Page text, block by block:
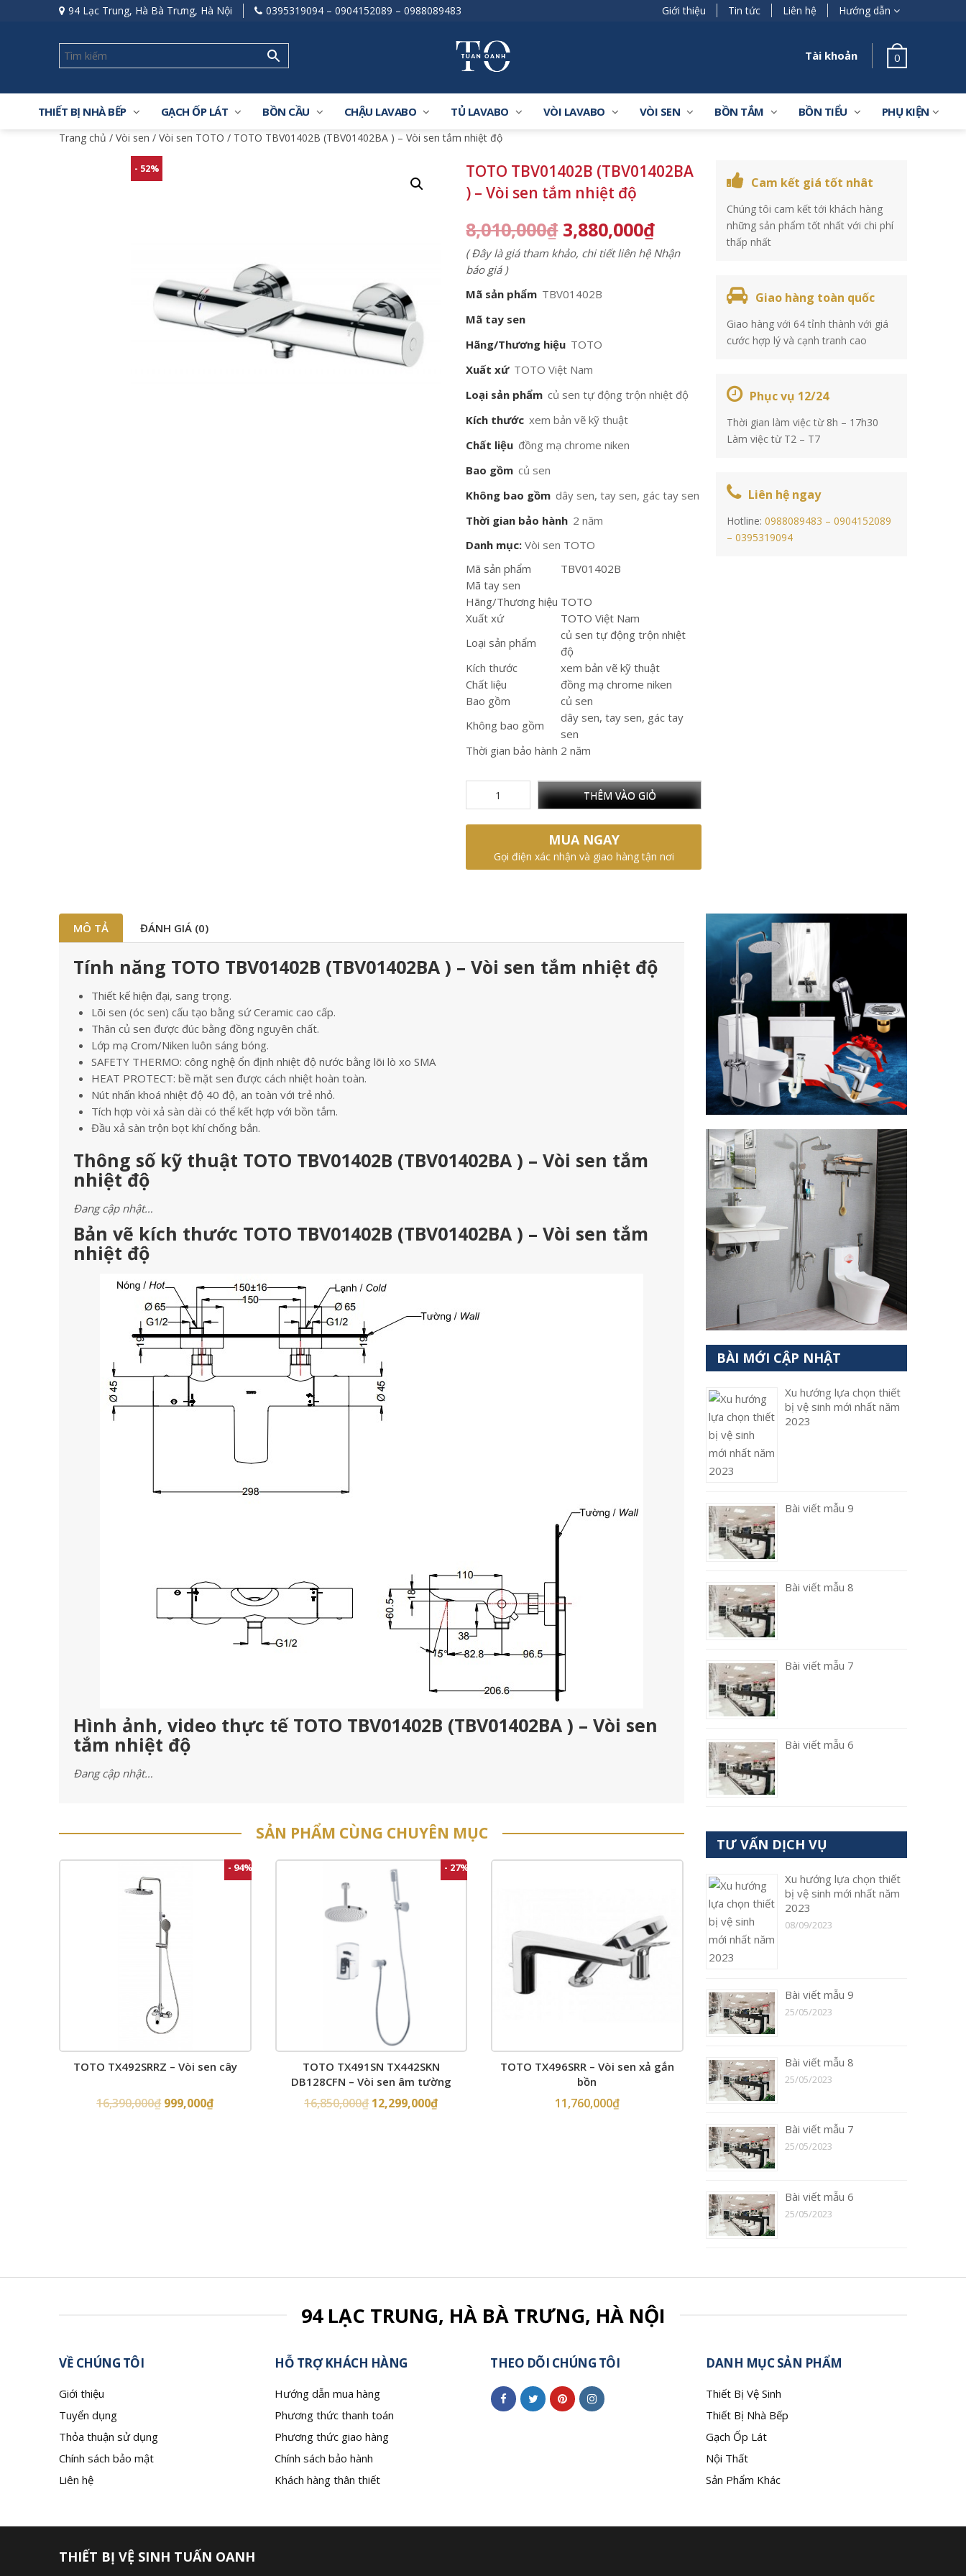
94 Lạc Trung, Hà Bà Trưng, Hà Nội 0395319094 – 0904152089 – 0988089483 Giới thiệu Tin tức Liên hệ Hướng dẫn
Tài khoản 0
THIẾT BỊ NHÀ BẾP GẠCH ỐP LÁT BỒN CẦU CHẬU LAVABO TỦ LAVABO VÒI LAVABO VÒI SEN BỒN TẮM BỒN TIỂU PHỤ KIỆN
Trang chủ / Vòi sen / Vòi sen TOTO / TOTO TBV01402B (TBV01402BA ) – Vòi sen tắm nhiệt độ
- 52%
TOTO TBV01402B (TBV01402BA
) – Vòi sen tắm nhiệt độ
8,010,000₫ 3,880,000₫
( Đây là giá tham khảo, chi tiết liên hệ Nhận
báo giá )
Mã sản phẩm TBV01402B
Mã tay sen
Hãng/Thương hiệu TOTO
Xuất xứ TOTO Việt Nam
Loại sản phẩm củ sen tự động trộn nhiệt độ
Kích thước xem bản vẽ kỹ thuật
Chất liệu đồng mạ chrome niken
Bao gồm củ sen
Không bao gồm dây sen, tay sen, gác tay sen
Thời gian bảo hành 2 năm
Danh mục: Vòi sen TOTO
Mã sản phẩm
TBV01402B
Mã tay sen
Hãng/Thương hiệu TOTO
Xuất xứ
TOTO Việt Nam
Loại sản phẩm
củ sen tự động trộn nhiệt
độ
Kích thước
xem bản vẽ kỹ thuật
Chất liệu
đồng mạ chrome niken
Bao gồm
củ sen
Không bao gồm
dây sen, tay sen, gác tay
sen
Thời gian bảo hành 2 năm
THÊM VÀO GIỎ
MUA NGAY
Gọi điện xác nhận và giao hàng tận nơi
Cam kết giá tốt nhât
Chúng tôi cam kết tới khách hàng
những sản phẩm tốt nhất với chi phí
thấp nhất
Giao hàng toàn quốc
Giao hàng với 64 tỉnh thành với giá
cước hợp lý và cạnh tranh cao
Phục vụ 12/24
Thời gian làm việc từ 8h – 17h30
Làm việc từ T2 – T7
Liên hệ ngay
Hotline: 0988089483 – 0904152089
– 0395319094
MÔ TẢ ĐÁNH GIÁ (0)
Tính năng TOTO TBV01402B (TBV01402BA ) – Vòi sen tắm nhiệt độ
Thiết kế hiện đại, sang trọng.
Lõi sen (óc sen) cấu tạo bằng sứ Ceramic cao cấp.
Thân củ sen được đúc bằng đồng nguyên chất.
Lớp mạ Crom/Niken luôn sáng bóng.
SAFETY THERMO: công nghệ ổn định nhiệt độ nước bằng lõi lò xo SMA
HEAT PROTECT: bề mặt sen được cách nhiệt hoàn toàn.
Nút nhấn khoá nhiệt độ 40 độ, an toàn với trẻ nhỏ.
Tích hợp vòi xả sàn dài có thể kết hợp với bồn tắm.
Đầu xả sàn trộn bọt khí chống bắn.
Thông số kỹ thuật TOTO TBV01402B (TBV01402BA ) – Vòi sen tắm
nhiệt độ
Đang cập nhật…
Bản vẽ kích thước TOTO TBV01402B (TBV01402BA ) – Vòi sen tắm
nhiệt độ
Hình ảnh, video thực tế TOTO TBV01402B (TBV01402BA ) – Vòi sen
tắm nhiệt độ
Đang cập nhật…
SẢN PHẨM CÙNG CHUYÊN MỤC
- 94%
TOTO TX492SRRZ – Vòi sen cây
16,390,000₫ 999,000₫
- 27%
TOTO TX491SN TX442SKN
DB128CFN – Vòi sen âm tường
16,850,000₫ 12,299,000₫
TOTO TX496SRR – Vòi sen xả gắn
bồn
11,760,000₫
BÀI MỚI CẬP NHẬT
Xu hướng lựa chọn thiết
bị vệ sinh mới nhất năm
2023
Bài viết mẫu 9
Bài viết mẫu 8
Bài viết mẫu 7
Bài viết mẫu 6
TƯ VẤN DỊCH VỤ
Xu hướng lựa chọn thiết
bị vệ sinh mới nhất năm
2023
08/09/2023
Bài viết mẫu 9
25/05/2023
Bài viết mẫu 8
25/05/2023
Bài viết mẫu 7
25/05/2023
Bài viết mẫu 6
25/05/2023
94 LẠC TRUNG, HÀ BÀ TRƯNG, HÀ NỘI
VỀ CHÚNG TÔI
Giới thiệu
Tuyển dụng
Thỏa thuận sử dụng
Chính sách bảo mật
Liên hệ
HỖ TRỢ KHÁCH HÀNG
Hướng dẫn mua hàng
Phương thức thanh toán
Phương thức giao hàng
Chính sách bảo hành
Khách hàng thân thiết
THEO DÕI CHÚNG TÔI DANH MỤC SẢN PHẨM
Thiết Bị Vệ Sinh
Thiết Bị Nhà Bếp
Gạch Ốp Lát
Nội Thất
Sản Phẩm Khác
THIẾT BỊ VỆ SINH TUẤN OANH